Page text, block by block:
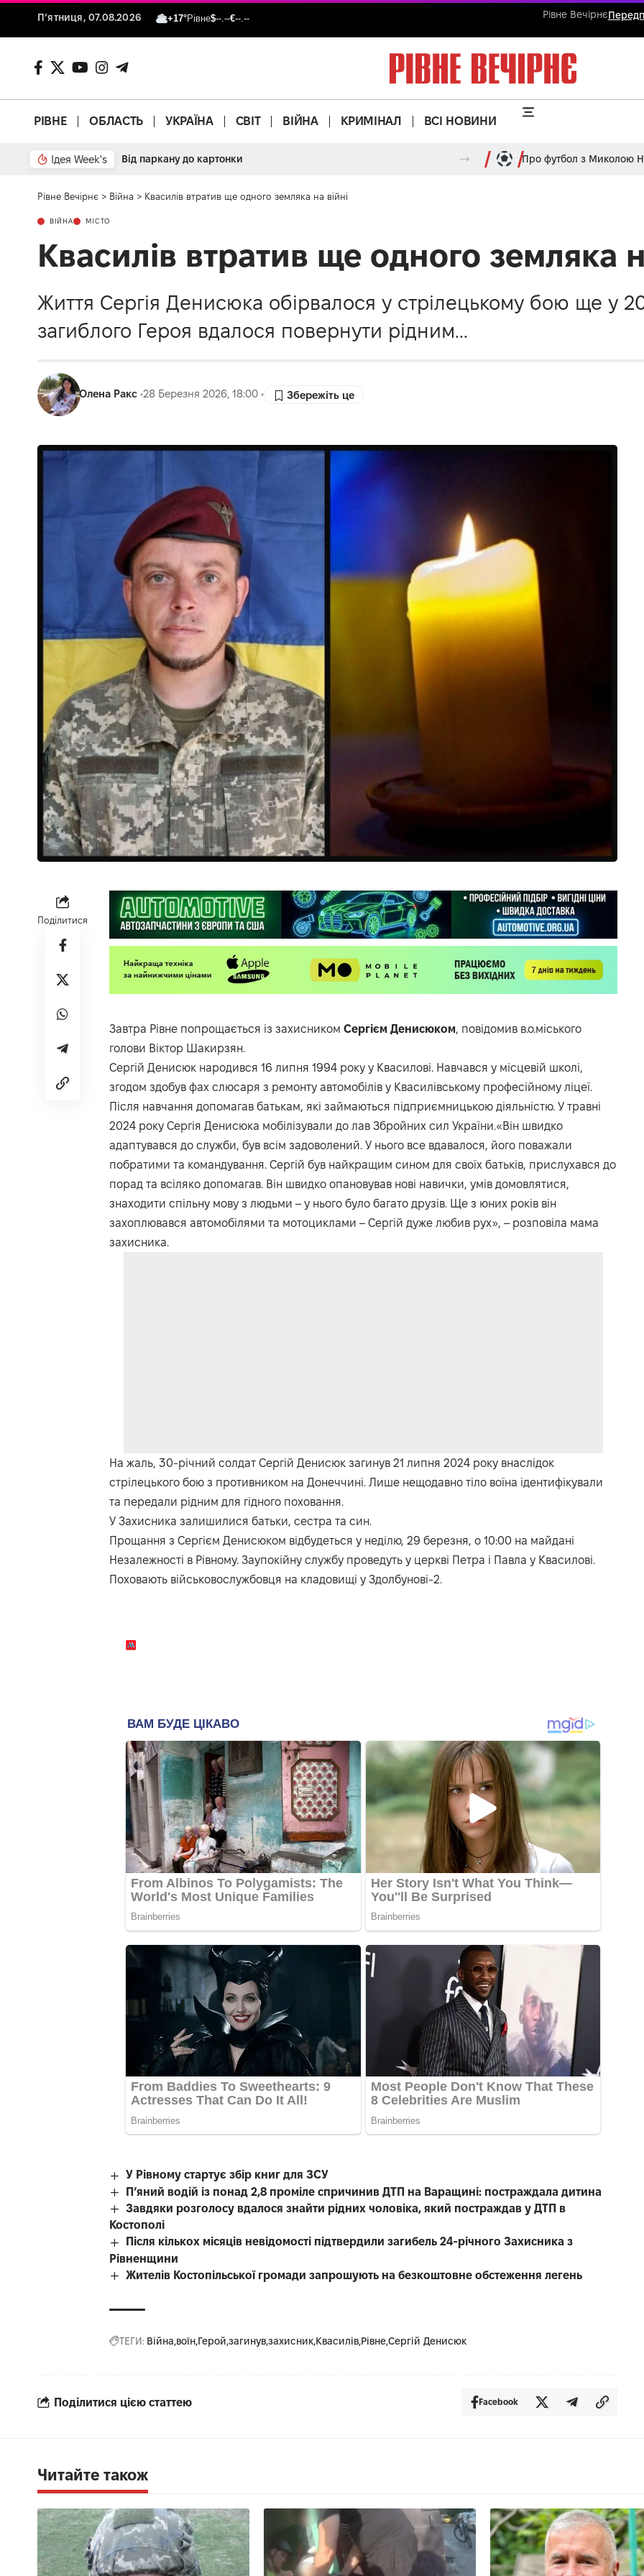
П’ятниця, 07.08.2026 +17°Рівне$--.--€--.-- Рівне Вечірнє
РІВНЕ ОБЛАСТЬ УКРАЇНА СВІТ ВІЙНА КРИМІНАЛ ВСІ НОВИНИ
Ідея Week's Від паркану до картонки Про футбол з Миколою
Рівне Вечірнє > Війна > Квасилів втратив ще одного земляка на війні
ВІЙНА МІСТО
Квасилів втратив ще одного земляка
Життя Сергія Денисюка обірвалося у стрілецькому бою ще у
загиблого Героя вдалося повернути рідним...
Олена Ракс 28 Березня 2026, 18:00
Поділитися
Завтра Рівне попрощається із захисником Сергієм Денисюком, повідомив в.о.міського
голови Віктор Шакирзян.
Сергій Денисюк народився 16 липня 1994 року у Квасилові. Навчався у місцевій школі,
згодом здобув фах слюсаря з ремонту автомобілів у Квасилівському професійному ліцеї.
Після навчання допомагав батькам, які займаються підприємницькою діяльністю. У травні
2024 року Сергія Денисюка мобілізували до лав Збройних сил України.«Він швидко
адаптувався до служби, був всім задоволений. У нього все вдавалося, його поважали
побратими та командування. Сергій був найкращим сином для своїх батьків, прислухався до
порад та всіляко допомагав. Він швидко опановував нові навички, умів домовлятися,
знаходити спільну мову з людьми – у нього було багато друзів. Ще з юних років він
захоплювався автомобілями та мотоциклами – Сергій дуже любив рух», – розповіла мама
захисника.
На жаль, 30-річний солдат Сергій Денисюк загинув 21 липня 2024 року внаслідок
стрілецького бою з противником на Донеччині. Лише нещодавно тіло воїна ідентифікували
та передали рідним для гідного поховання.
У Захисника залишилися батьки, сестра та син.
Прощання з Сергієм Денисюком відбудеться у неділю, 29 березня, о 10:00 на майдані
Незалежності в Рівному. Заупокійну службу проведуть у церкві Петра і Павла у Квасилові.
Поховають військовослужбовця на кладовищі у Здолбунові-2.
У Рівному стартує збір книг для ЗСУ
П’яний водій із понад 2,8 проміле спричинив ДТП на Варащині: постраждала дитина
Завдяки розголосу вдалося знайти рідних чоловіка, який постраждав у ДТП в
Костополі
Після кількох місяців невідомості підтвердили загибель 24-річного Захисника з
Рівненщини
Жителів Костопільської громади запрошують на безкоштовне обстеження легень
ТЕГИ: Війна воїн Герой загинувзахисник Квасилів РівнеСергій Денисюк
Поділитися цією статтею Facebook
Читайте також